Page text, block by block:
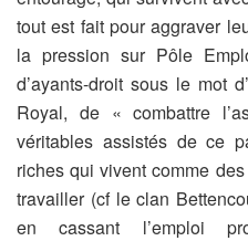
tout est fait pour aggraver
la pression sur Pôle
d’ayants-droit sous le mot
Royal, de « combattre
véritables assistés de ce
riches qui vivent comme
travailler (cf le clan
en cassant l’emploi